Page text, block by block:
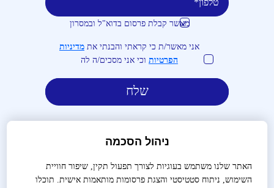
מאשר קבלת פרסום בדוא"ל ובמסרון
אני מאשר/ת כי קראתי והבנתי את מדיניות
הפרטיות וכי אני מסכים/ה לה
ניהול הסכמה
האתר שלנו משתמש בעוגיות לצורך תפעול תקין, שיפור חוויית
השימוש, ניתוח סטטיסטי והצגת פרסומות מותאמות אישית. תוכלו